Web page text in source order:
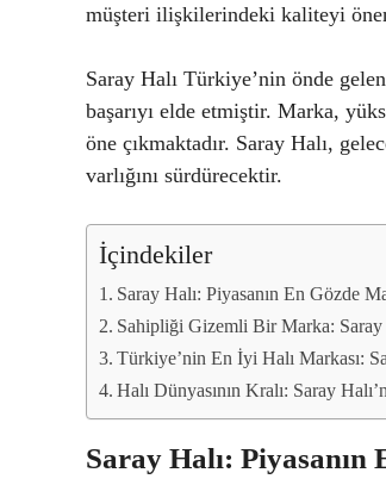
müşteri ilişkilerindeki kaliteyi
Saray Halı Türkiye’nin önde
başarıyı elde etmiştir. Marka,
öne çıkmaktadır. Saray Halı,
varlığını sürdürecektir.
İçindekiler
Saray Halı: Piyasanın En Gözde
Sahipliği Gizemli Bir Marka: Saray
Türkiye’nin En İyi Halı Markası:
Halı Dünyasının Kralı: Saray
Saray Halı: Piyasanın